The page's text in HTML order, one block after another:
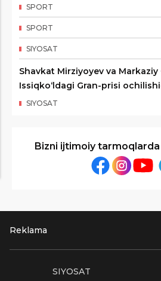
SPORT
SPORT
SIYOSAT
Shavkat Mirziyoyev va
Issiqko‘ldagi Gran-prisi
SIYOSAT
Bizni ijtimoiy
Reklama
SIYOSAT